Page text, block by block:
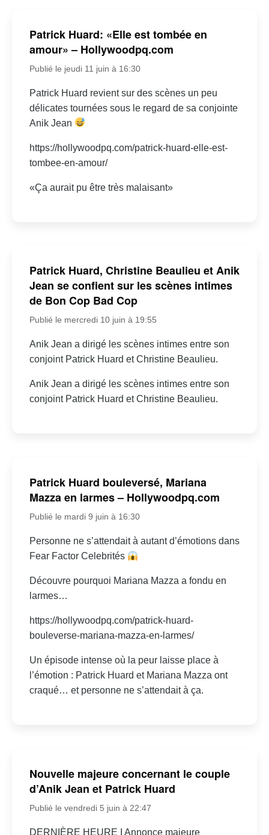
Patrick Huard: «Elle est tombée en
amour» – Hollywoodpq.com
Publié le jeudi 11 juin à 16:30
Patrick Huard revient sur des scènes un peu
délicates tournées sous le regard de sa conjointe
Anik Jean
https://hollywoodpq.com/patrick-huard-elle-est-
tombee-en-amour/
«Ça aurait pu être très malaisant»
Patrick Huard, Christine Beaulieu et Anik
Jean se confient sur les scènes intimes
de Bon Cop Bad Cop
Publié le mercredi 10 juin à 19:55
Anik Jean a dirigé les scènes intimes entre son
conjoint Patrick Huard et Christine Beaulieu.
Anik Jean a dirigé les scènes intimes entre son
conjoint Patrick Huard et Christine Beaulieu.
Patrick Huard bouleversé, Mariana
Mazza en larmes – Hollywoodpq.com
Publié le mardi 9 juin à 16:30
Personne ne s’attendait à autant d’émotions dans
Fear Factor Celebrités
Découvre pourquoi Mariana Mazza a fondu en
larmes…
https://hollywoodpq.com/patrick-huard-
bouleverse-mariana-mazza-en-larmes/
Un épisode intense où la peur laisse place à
l’émotion : Patrick Huard et Mariana Mazza ont
craqué… et personne ne s’attendait à ça.
Nouvelle majeure concernant le couple
d’Anik Jean et Patrick Huard
Publié le vendredi 5 juin à 22:47
DERNIÈRE HEURE I Annonce majeure